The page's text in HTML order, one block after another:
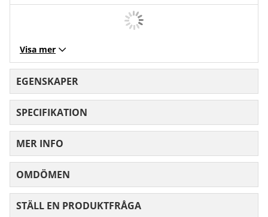
Visa mer
EGENSKAPER
SPECIFIKATION
MER INFO
OMDÖMEN
STÄLL EN PRODUKTFRÅGA